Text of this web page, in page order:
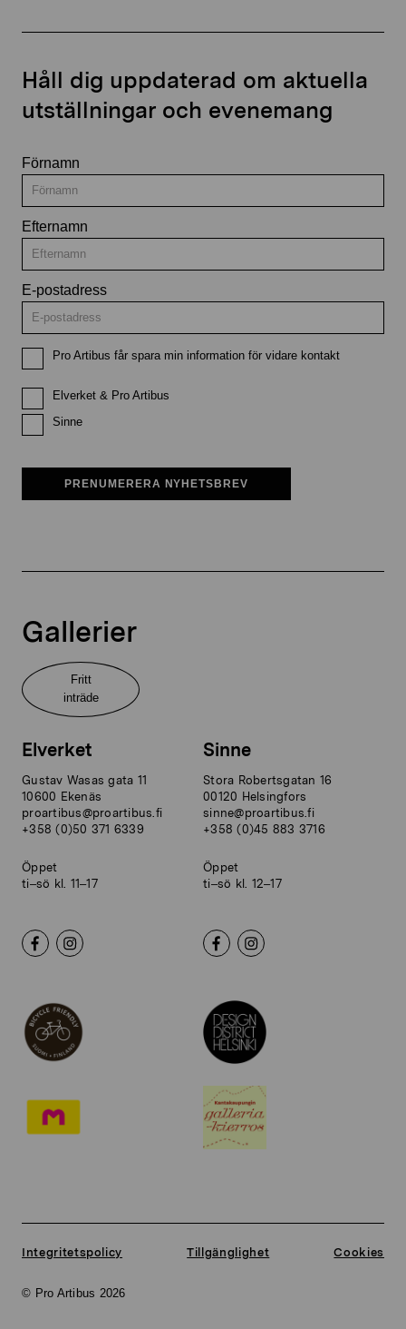
Håll dig uppdaterad om aktuella
utställningar och evenemang
Förnamn
Efternamn
E-postadress
Pro Artibus får spara min information för vidare kontakt
Elverket & Pro Artibus
Sinne
PRENUMERERA NYHETSBREV
Gallerier
Fritt
inträde
Elverket
Gustav Wasas gata 11
10600 Ekenäs
proartibus@proartibus.fi
+358 (0)50 371 6339
Öppet
ti–sö kl. 11–17
Sinne
Stora Robertsgatan 16
00120 Helsingfors
sinne@proartibus.fi
+358 (0)45 883 3716
Öppet
ti–sö kl. 12–17
© Pro Artibus 2026
Integritetspolicy Tillgänglighet Cookies